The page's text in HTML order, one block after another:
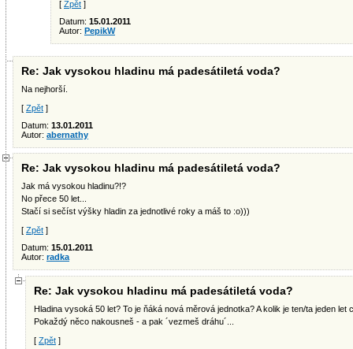
[ Zpět ]
Datum: 15.01.2011
Autor: PepikW
Re: Jak vysokou hladinu má padesátiletá voda?
Na nejhorší.
[ Zpět ]
Datum: 13.01.2011
Autor: abernathy
Re: Jak vysokou hladinu má padesátiletá voda?
Jak má vysokou hladinu?!?
No přece 50 let...
Stačí si sečíst výšky hladin za jednotlivé roky a máš to :o)))
[ Zpět ]
Datum: 15.01.2011
Autor: radka
Re: Jak vysokou hladinu má padesátiletá voda?
Hladina vysoká 50 let? To je ňáká nová měrová jednotka? A kolik je ten/ta jeden let
Pokaždý něco nakousneš - a pak ´vezmeš dráhu´...
[ Zpět ]